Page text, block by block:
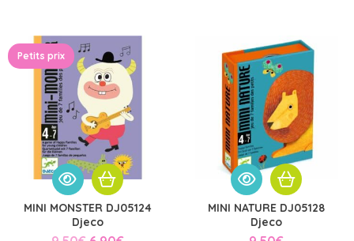
Petits prix
MINI MONSTER DJ05124
Djeco
MINI NATURE DJ05128
Djeco